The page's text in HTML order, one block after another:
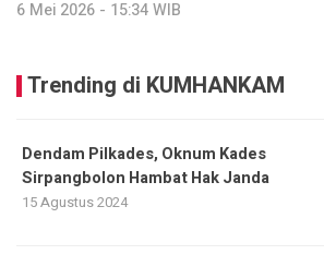
6 Mei 2026 - 15:34 WIB
Trending di KUMHANKAM
Dendam Pilkades, Oknum Kades
Sirpangbolon Hambat Hak Janda
15 Agustus 2024